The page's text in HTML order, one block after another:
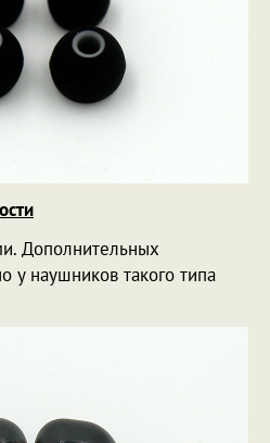
Дополнительных
у наушников такого типа